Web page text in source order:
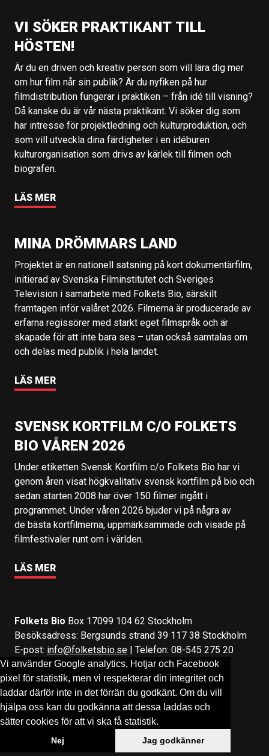
Vi använder Google analytics, Hotjar och Facebook
pixel för statistik, men vi respekterar din integritet och
laddar därför inte in det förrän du godkänt. Om du vill
hjälpa oss kan du godkänna att dessa laddas och
sätter cookies för att vi ska få statistik.
Nej Jag godkänner
VI SÖKER PRAKTIKANT TILL
HÖSTEN!
Är du en driven och kreativ person som vill lära dig mer
om hur film når sin publik? Är du nyfiken på hur
filmdistribution fungerar i praktiken – från idé till visning?
Då kanske du är vår nästa praktikant. Vi söker dig som
har intresse för projektledning och kulturproduktion, och
som vill utveckla dina färdigheter i en idéburen
kulturorganisation som drivs av kärlek till filmen och
biografen.
LÄS MER
MINA DRÖMMARS LAND
Projektet är en nationell satsning på kort dokumentärfilm,
initierad av Svenska Filminstitutet och Sveriges
Television i samarbete med Folkets Bio, särskilt
framtagen inför valåret 2026. Filmerna är producerade av
erfarna regissörer med starkt eget filmspråk och är
skapade för att inte bara ses – utan också samtalas om
och delas med publik i hela landet.
LÄS MER
SVENSK KORTFILM C/O FOLKETS
BIO VÅREN 2026
Under etiketten Svensk Kortfilm c/o Folkets Bio har vi
genom åren visat högkvalitativ svensk kortfilm på bio och
sedan starten 2008 har över 150 filmer ingått i
programmet. Under våren 2026 bjuder vi på några av
de bästa kortfilmerna, uppmärksammade och visade på
filmfestivaler runt om i världen.
LÄS MER
Folkets Bio Box 17099 104 62 Stockholm
Besöksadress: Bergsunds strand 39 117 38 Stockholm
E-post: info@folketsbio.se | Telefon: 08-545 275 20
Följ oss på:Facebook&Instagram